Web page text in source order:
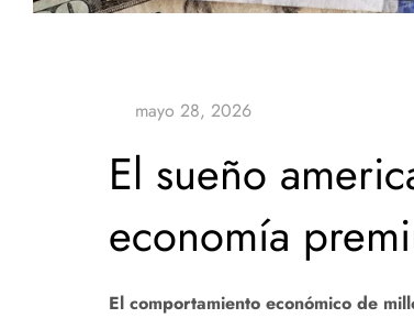
El sueño
economía
El comportamiento económico de